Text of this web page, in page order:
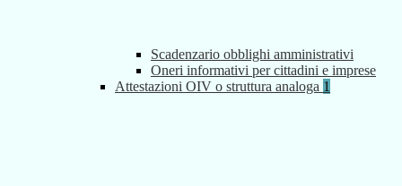
Scadenzario obblighi amministrativi
Oneri informativi per cittadini e imprese
Attestazioni OIV o struttura analoga 1